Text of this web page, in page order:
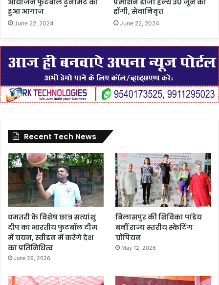
आयोजन फुटबॉल टुर्नामेंट का
हुआ आगाज
June 22, 2024
प्रमोशन डीजी हेल्थ 30 जून को
होंगी, सेवानिवृत्त
June 22, 2024
Recent Tech News
धमतरी के विशेष छात्र सत्यांशु
दीप का भारतीय फुटबॉल टीम
में चयन, स्वीडन में करेंगे देश
का प्रतिनिधित्व
June 29, 2026
बिलासपुर की शिविका पांडेय
बनीं राज्य स्तरीय स्केटिंग
चौंपियन
May 12, 2026